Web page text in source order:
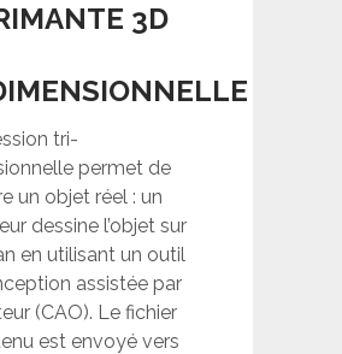
3D
tri-
permet de
un objet réel : un
dessine l’objet sur
en utilisant un outil
assistée par
(CAO). Le fichier
est envoyé vers